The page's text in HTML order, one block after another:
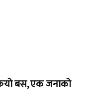
बस, एक जनाको